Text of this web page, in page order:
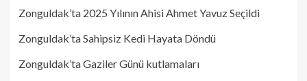
Zonguldak’ta 2025 Yılının Ahisi Ahmet Yavuz Seçildi
Zonguldak’ta Sahipsiz Kedi Hayata Döndü
Zonguldak’ta Gaziler Günü kutlamaları